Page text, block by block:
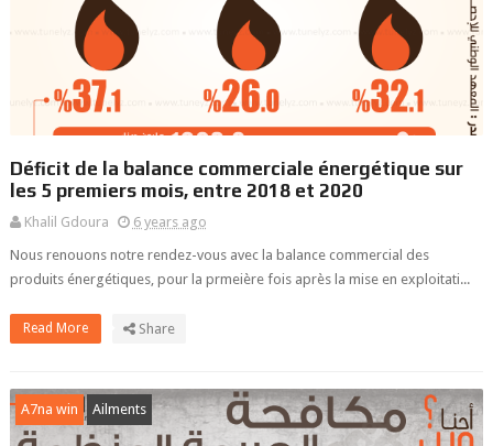
Déficit de la balance commerciale énergétique sur
les 5 premiers mois, entre 2018 et 2020
Khalil Gdoura
6 years ago
Nous renouons notre rendez-vous avec la balance commercial des
produits énergétiques, pour la prmeière fois après la mise en exploitati...
Read More Share
A7na win Ailments